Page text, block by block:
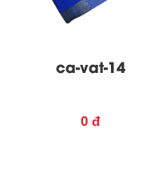
ca-vat-14
0 đ